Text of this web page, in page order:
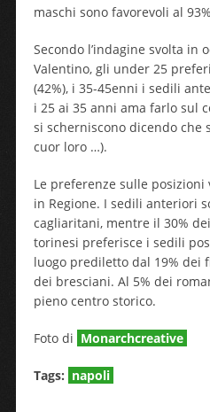
maschi sono favorevoli al
Secondo l’indagine svolta in
Valentino, gli under 25
(42%), i 35-45enni i sedili
i 25 ai 35 anni ama farlo sul
si scherniscono dicendo che
cuor loro …).
Le preferenze sulle posizioni
in Regione. I sedili anteriori
cagliaritani, mentre il 30%
torinesi preferisce i sedili
luogo prediletto dal 19% dei
dei bresciani. Al 5% dei
pieno centro storico.
Foto di Monarchcreative
Tags: napoli